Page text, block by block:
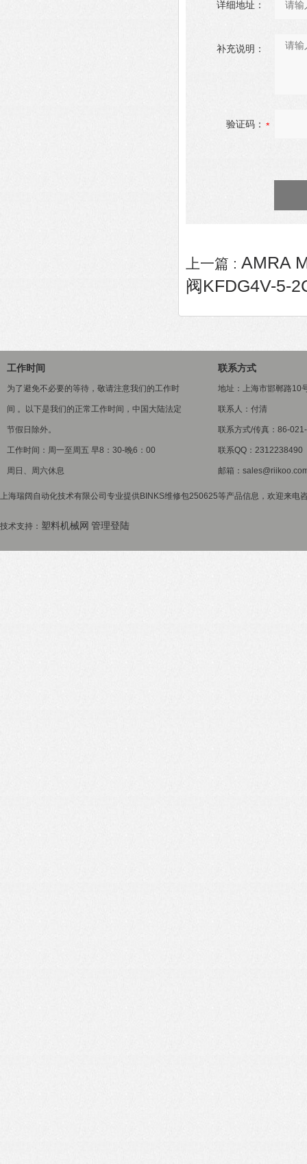
详细地址：
补充说明：
验证码：
上一篇 : AMRA
阀KFDG4V-5-
工作时间
为了避免不必要的等待，敬请注意我们的工作时
间 。以下是我们的正常工作时间，中国大陆法定
节假日除外。
工作时间：周一至周五 早8：30-晚6：00
周日、周六休息
联系方式
地址：上海市邯郸路10
联系人：付清
联系方式/传真：86-
联系QQ：2312238490
邮箱：
上海瑞阔自动化技术有限公司专业提供BINKS维修包250625等产品信息，欢迎来电
技术支持： 塑料机械网 管理登陆